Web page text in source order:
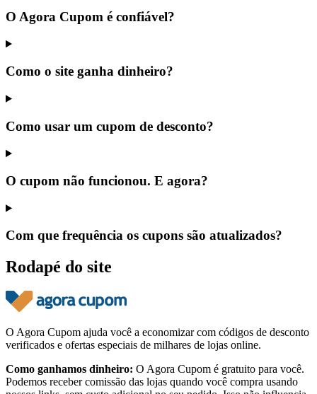
O Agora Cupom é confiável?
Como o site ganha dinheiro?
Como usar um cupom de desconto?
O cupom não funcionou. E agora?
Com que frequência os cupons são atualizados?
Rodapé do site
O Agora Cupom ajuda você a economizar com códigos de desconto
verificados e ofertas especiais de milhares de lojas online.
Como ganhamos dinheiro: O Agora Cupom é gratuito para você.
Podemos receber comissão das lojas quando você compra usando